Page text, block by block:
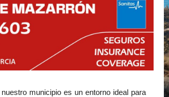
municipio es un entorno ideal para